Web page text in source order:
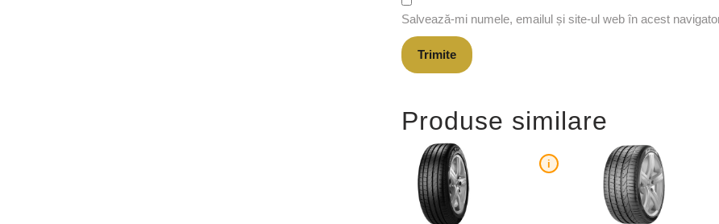
Salvează-mi numele, emailul și site-ul web în acest
Produse similare
i